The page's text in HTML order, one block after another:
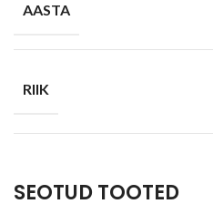
AASTA
RIIK
SEOTUD TOOTED